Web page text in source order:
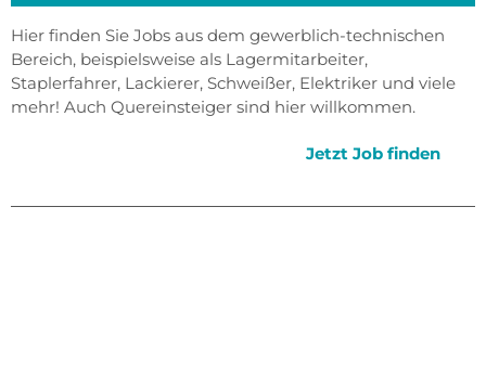
Hier finden Sie Jobs aus dem gewerblich-technischen
Bereich, beispielsweise als Lagermitarbeiter,
Staplerfahrer, Lackierer, Schweißer, Elektriker und viele
mehr! Auch Quereinsteiger sind hier willkommen.
Jetzt Job finden